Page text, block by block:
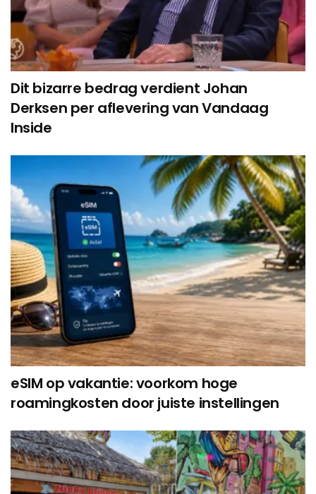
Dit bizarre bedrag verdient Johan
Derksen per aflevering van Vandaag
Inside
eSIM op vakantie: voorkom hoge
roamingkosten door juiste instellingen